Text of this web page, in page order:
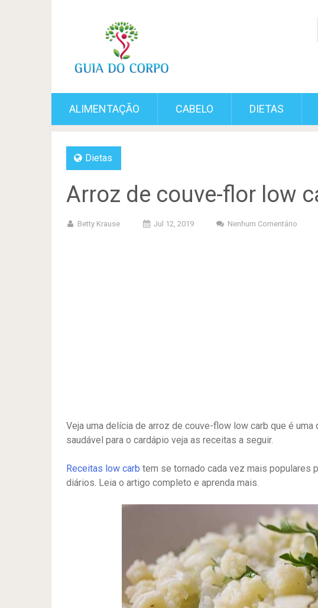
ALIMENTAÇÃO CABELO DIETAS
Dietas
Arroz de couve-flor low
Betty Krause Jul 12, 2019 Nenhum Comentário
Veja uma delícia de arroz de couve-flow low carb que é
saudável para o cardápio veja as receitas a seguir.
Receitas low carb tem se tornado cada vez mais
diários. Leia o artigo completo e aprenda mais.